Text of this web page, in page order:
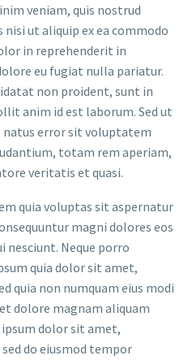
veniam, quis nostrud
ut aliquip ex ea commodo
in reprehenderit in
eu fugiat nulla pariatur.
non proident, sunt in
anim id est laborum. Sed ut
natus error sit voluptatem
totam rem aperiam,
veritatis et quasi.
quia voluptas sit aspernatur
magni dolores eos
nesciunt. Neque porro
quia dolor sit amet,
quia non numquam eius modi
dolore magnam aliquam
dolor sit amet,
do eiusmod tempor